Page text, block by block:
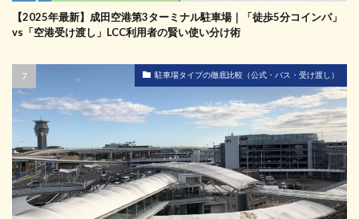
【2025年最新】成田空港第3ターミナル駐車場｜「徒歩5分コインパ」
vs「空港受け渡し」LCC利用者の賢い使い分け術
駐車場タイプの徹底比較（公式・バス・受け渡し）